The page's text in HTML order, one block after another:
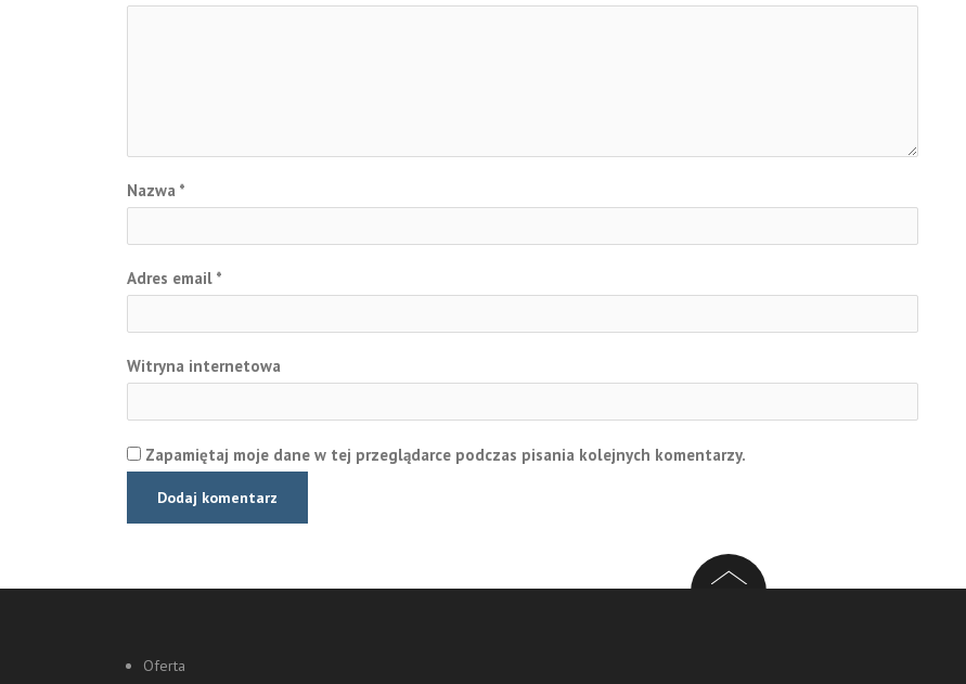
Nazwa *
Adres email *
Witryna internetowa
Zapamiętaj moje dane w tej przeglądarce podczas pisania kolejnych komentarzy.
Oferta